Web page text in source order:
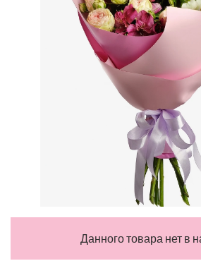
Данного товара нет в